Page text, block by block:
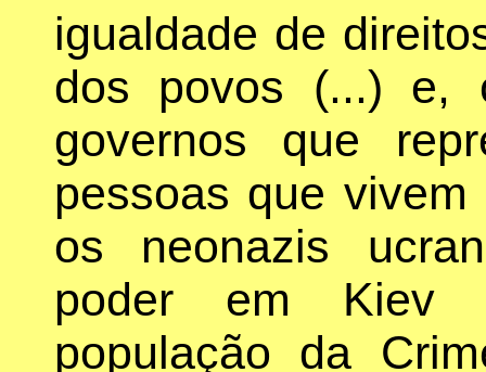
igualdade de
dos povos (...) e,
governos que
pessoas que
os neonazis
poder em Kiev
população da